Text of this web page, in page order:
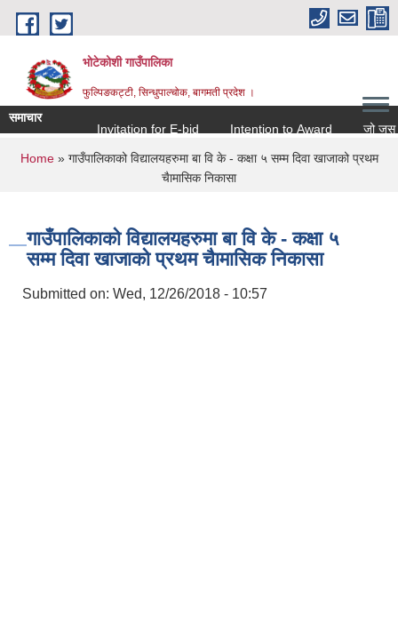
Skip to main content
भोटेकोशी गाउँपालिका
फुल्पिङकट्टी, सिन्धुपाल्चोक, बागमती प्रदेश ।
समाचार
Invitation for E-bid
Intention to Award जो जस संग
You are here
Home» गाउँपालिकाको विद्यालयहरुमा बा वि के - कक्षा ५ सम्म दिवा खाजाको प्रथम
चैामासिक निकासा
गाउँपालिकाको विद्यालयहरुमा बा वि के - कक्षा ५
सम्म दिवा खाजाको प्रथम चैामासिक निकासा
Submitted on: Wed, 12/26/2018 - 10:57